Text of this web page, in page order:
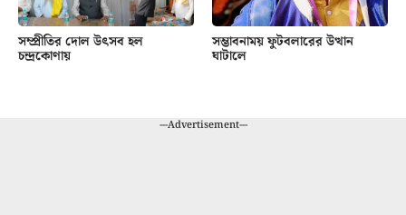
সম্প্রীতির দোল উৎসব হল
চন্দ্রকোণায়
সম্ভাবনাময় ফুটবলারের উত্থান
ঘাটালে
---Advertisement---